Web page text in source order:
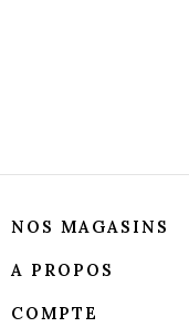
NOS MAGASINS
A PROPOS
COMPTE